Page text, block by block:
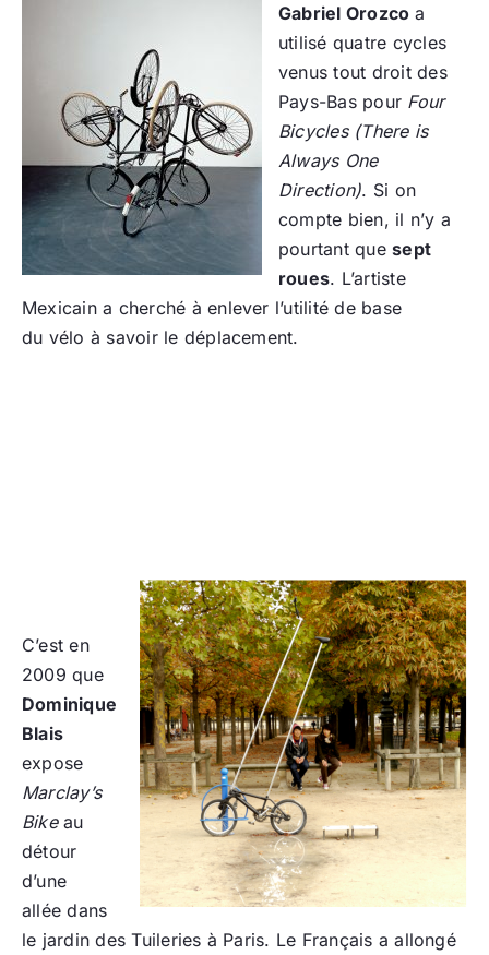
Gabriel Orozco a
utilisé quatre cycles
venus tout droit des
Pays-Bas pour Four
Bicycles (There is
Always One
Direction). Si on
compte bien, il n’y a
pourtant quesept
roues. L’artiste
Mexicain a cherché à enlever l’utilité de base
du vélo à savoir le déplacement.
C’est en
2009 que
Dominique
Blais
expose
Marclay’s
Bikeau
détour
d’une
allée dans
le jardin des Tuileries à Paris. Le Français a allongé